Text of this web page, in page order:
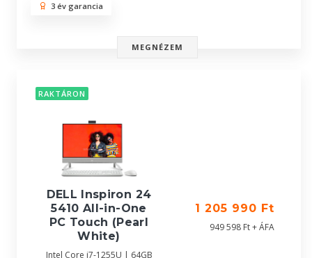
3 év garancia
MEGNÉZEM
RAKTÁRON
DELL Inspiron 24
5410 All-in-One
PC Touch (Pearl
White)
Intel Core i7-1255U | 64GB
1 205 990 Ft
949 598 Ft + ÁFA